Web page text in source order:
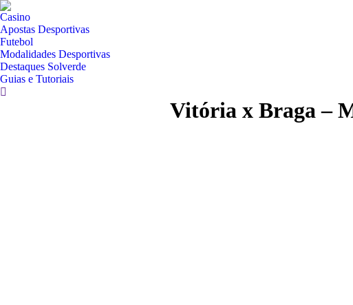
Casino
Apostas Desportivas
Futebol
Modalidades Desportivas
Destaques Solverde
Guias e Tutoriais
Search:
Vitória x Braga –